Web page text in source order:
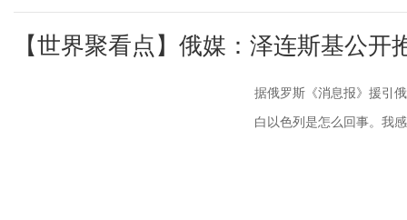
【世界聚看点】俄媒：泽连斯基公开
据俄罗斯《消息报》援引
白以色列是怎么回事。我